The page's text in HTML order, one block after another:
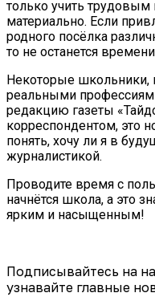
только учить
материально. Если
родного посёлка
то не останется
Некоторые школьники,
реальными
редакцию газеты
корреспондентом, это
понять, хочу ли я в
журналистикой.
Проводите время с
начнётся школа, а это
ярким и насыщенным!
Подписывайтесь на
узнавайте главные